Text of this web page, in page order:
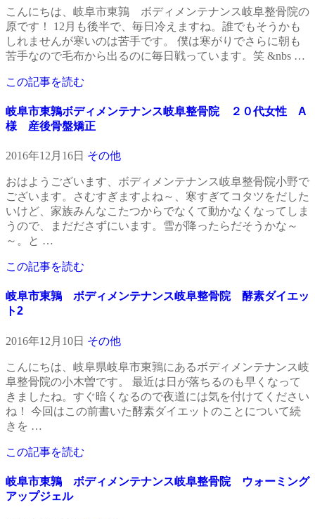
こんにちは、岐阜市東鶉 ボディメンテナンス岐阜整骨院の
原です！ 12月も後半で、毎日冷えますね。誰でもそうかも
しれませんが寒いのは苦手です。 僕は寒がりでさらに朝も
苦手なので毛布から出るのに毎日戦っています。笑 &nbs …
この記事を読む
岐阜市東鶉ボディメンテナンス岐阜整骨院 ２０代女性 A
様 産後骨盤矯正
2016年12月16日 その他
おはようございます、ボディメンテナンス岐阜整骨院小野で
ございます。さむすぎますよね～、寒すぎてコタツをだした
いけど、家族みんなこたつからでなくて動かなくなってしま
うので、まだださずにいます。雪が降ったらだそうかな～
～。と …
この記事を読む
岐阜市東鶉 ボディメンテナンス岐阜整骨院 酵素ダイエッ
ト2
2016年12月10日 その他
こんにちは、岐阜県岐阜市東鶉にあるボディメンテナンス岐
阜整骨院の小木曽です。 最近は日が落ちるのも早くなって
きましたね。すぐ暗くなるので夜道には気を付けてください
ね！ 今回はこの前書いた酵素ダイエットのことについて続
きを …
この記事を読む
岐阜市東鶉 ボディメンテナンス岐阜整骨院 ウォーミング
アップジェル